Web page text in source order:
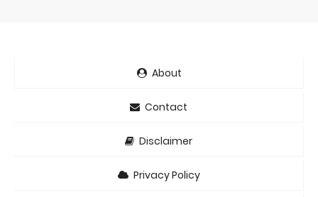
About
Contact
Disclaimer
Privacy Policy